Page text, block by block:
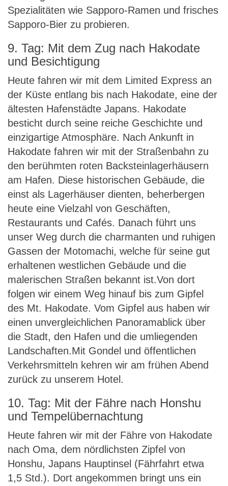
Spezialitäten wie Sapporo-Ramen und frisches
Sapporo-Bier zu probieren.
9. Tag: Mit dem Zug nach Hakodate
und Besichtigung
Heute fahren wir mit dem Limited Express an
der Küste entlang bis nach Hakodate, eine der
ältesten Hafenstädte Japans. Hakodate
besticht durch seine reiche Geschichte und
einzigartige Atmosphäre. Nach Ankunft in
Hakodate fahren wir mit der Straßenbahn zu
den berühmten roten Backsteinlagerhäusern
am Hafen. Diese historischen Gebäude, die
einst als Lagerhäuser dienten, beherbergen
heute eine Vielzahl von Geschäften,
Restaurants und Cafés. Danach führt uns
unser Weg durch die charmanten und ruhigen
Gassen der Motomachi, welche für seine gut
erhaltenen westlichen Gebäude und die
malerischen Straßen bekannt ist.Von dort
folgen wir einem Weg hinauf bis zum Gipfel
des Mt. Hakodate. Vom Gipfel aus haben wir
einen unvergleichlichen Panoramablick über
die Stadt, den Hafen und die umliegenden
Landschaften.Mit Gondel und öffentlichen
Verkehrsmitteln kehren wir am frühen Abend
zurück zu unserem Hotel.
10. Tag: Mit der Fähre nach Honshu
und Tempelübernachtung
Heute fahren wir mit der Fähre von Hakodate
nach Oma, dem nördlichsten Zipfel von
Honshu, Japans Hauptinsel (Fährfahrt etwa
1,5 Std.). Dort angekommen bringt uns ein